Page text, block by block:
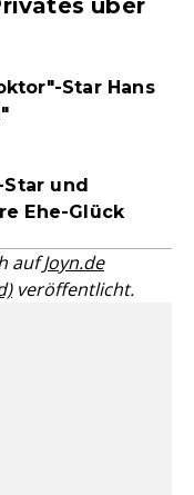
über
Star Hans
und
Ehe-Glück
aufJoyn.de
veröffentlicht.